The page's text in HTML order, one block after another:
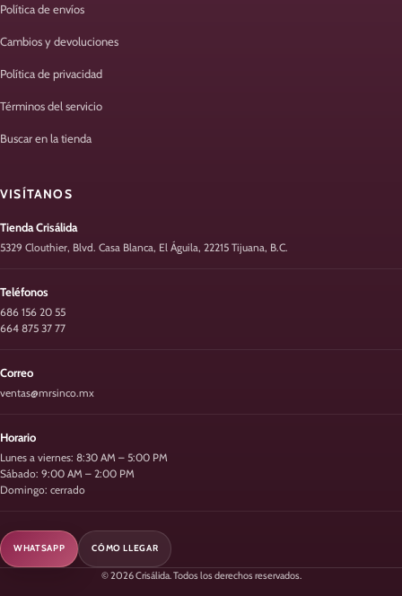
Política de envíos
Cambios y devoluciones
Política de privacidad
Términos del servicio
Buscar en la tienda
VISÍTANOS
Tienda Crisálida
5329 Clouthier, Blvd. Casa Blanca, El Águila, 22215 Tijuana, B.C.
Teléfonos
686 156 20 55
664 875 37 77
Correo
ventas@mrsinco.mx
Horario
Lunes a viernes: 8:30 AM – 5:00 PM
Sábado: 9:00 AM – 2:00 PM
Domingo: cerrado
WHATSAPP CÓMO LLEGAR
© 2026 Crisálida. Todos los derechos reservados.